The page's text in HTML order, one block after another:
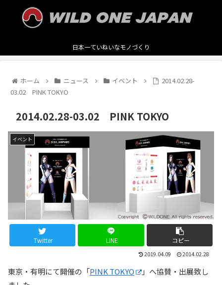
日本一ていねいなモノづくり
ホーム ニュース イベント
2014.02.28-
03.02 PINK TOKYO
2014.02.28-03.02 PINK TOKYO
イベント
Twitter LINE コピー
2019.04.09 2014.02.28
東京・有明にて開催の「PINK TOKYO
」へ協賛・出展致し